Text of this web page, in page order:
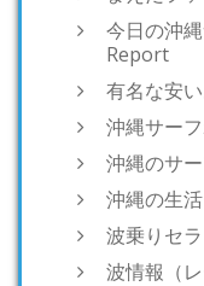
今日の沖
Report
有名な安
沖縄サー
沖縄のサ
沖縄の生活
波乗りセ
波情報（レ